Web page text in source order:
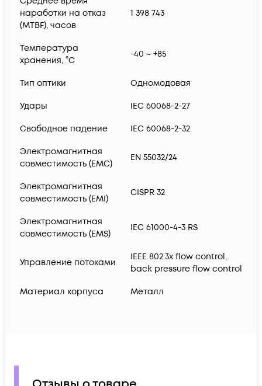
наработки на отказ
(MTBF), часов
1 398 743
Температура
хранения, °С
-40 ~ +85
Тип оптики Одномодовая
Удары IEC 60068-2-27
Свободное падение IEC 60068-2-32
Электромагнитная
совместимость (EMC)
EN 55032/24
Электромагнитная
совместимость (EMI)
CISPR 32
Электромагнитная
совместимость (EMS)
IEC 61000-4-3 RS
Управление потоками
IEEE 802.3x flow control,
back pressure flow control
Материал корпуса Металл